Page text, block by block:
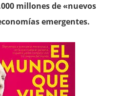
millones de «nuevos
emergentes.